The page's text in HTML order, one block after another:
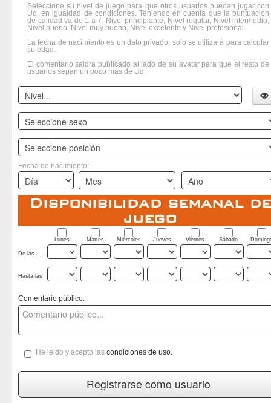
Seleccione su nivel de juego para que otros usuarios puedan jugar con
Ud. en igualdad de condiciones. Teniendo en cuenta que la puntuación
de calidad va de 1 a 7: Nivel principiante, Nivel regular, Nivel intermedio,
Nivel bueno, Nivel muy bueno, Nivel excelente y Nivel profesional.
La fecha de nacimiento es un dato privado, solo se utilizará para calcular
su edad.
El comentario saldrá publicado al lado de su avatar para que el resto de
usuarios sepan un poco mas de Ud.
Fecha de nacimiento:
Disponibilidad semanal de
juego
Lunes Martes Miércoles Jueves Viernes Sábado
De las...
Hasta las
Comentario público:
He leido y acepto las condiciones de uso.